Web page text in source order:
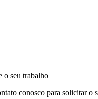
o seu trabalho
conosco para solicitar o